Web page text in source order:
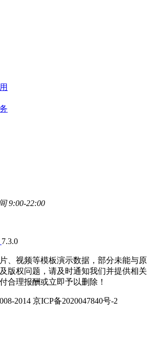
9:00-22:00
7.3.0
、视频等模板演示数据，部分未能与原
版权问题，请及时通知我们并提供相关
合理报酬或立即予以删除！
2014 京ICP备2020047840号-2